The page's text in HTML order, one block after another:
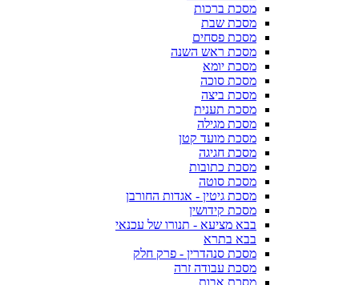
מסכת ברכות
מסכת שבת
מסכת פסחים
מסכת ראש השנה
מסכת יומא
מסכת סוכה
מסכת ביצה
מסכת תענית
מסכת מגילה
מסכת מועד קטן
מסכת חגיגה
מסכת כתובות
מסכת סוטה
מסכת גיטין - אגדות החורבן
מסכת קידושין
בבא מציעא - תנורו של עכנאי
בבא בתרא
מסכת סנהדרין - פרק חלק
מסכת עבודה זרה
מסכת אבות